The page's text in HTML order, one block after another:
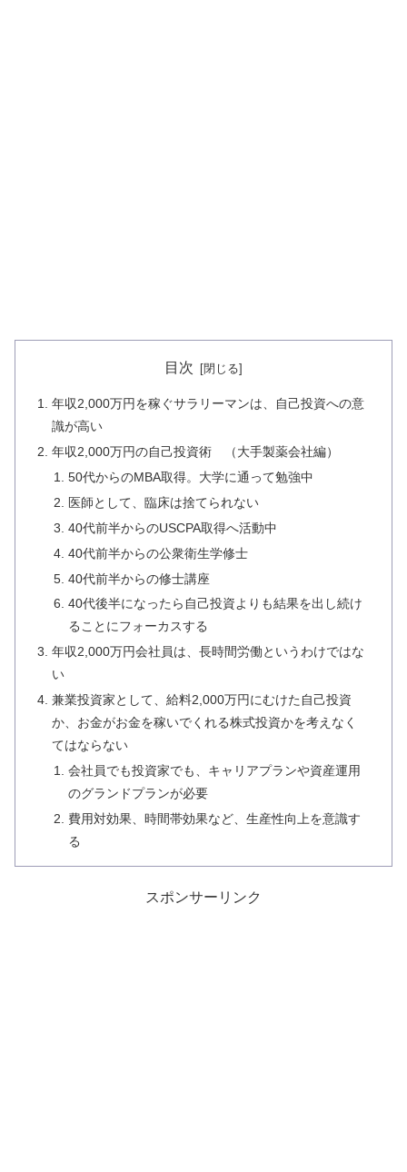
目次
年収2,000万円を稼ぐサラリーマンは、自己投資への意
識が高い
年収2,000万円の自己投資術 （大手製薬会社編）
50代からのMBA取得。大学に通って勉強中
医師として、臨床は捨てられない
40代前半からのUSCPA取得へ活動中
40代前半からの公衆衛生学修士
40代前半からの修士講座
40代後半になったら自己投資よりも結果を出し続け
ることにフォーカスする
年収2,000万円会社員は、長時間労働というわけではな
い
兼業投資家として、給料2,000万円にむけた自己投資
か、お金がお金を稼いでくれる株式投資かを考えなく
てはならない
会社員でも投資家でも、キャリアプランや資産運用
のグランドプランが必要
費用対効果、時間帯効果など、生産性向上を意識す
る
スポンサーリンク